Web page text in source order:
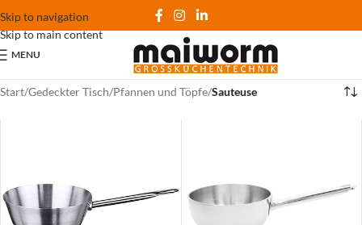
Skip to navigation
Skip to main content
MENU
Start/Gedeckter Tisch/Pfannen und Töpfe/Sauteuse